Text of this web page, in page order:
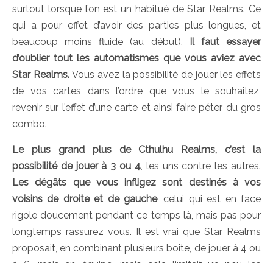
surtout lorsque l’on est un habitué de Star Realms. Ce
qui a pour effet d’avoir des parties plus longues, et
beaucoup moins fluide (au début).
Il faut essayer
d’oublier tout les automatismes que vous aviez avec
Star Realms.Vous avez la possibilité de jouer les effets
de vos cartes dans l’ordre que vous le souhaitez,
revenir sur l’effet d’une carte et ainsi faire péter du gros
combo.
Le plus grand plus de Cthulhu Realms, c’est la
possibilité de jouer à 3 ou 4, les uns contre les autres.
Les dégâts que vous infligez sont destinés à vos
voisins de droite et de gauche, celui qui est en face
rigole doucement pendant ce temps là, mais pas pour
longtemps rassurez vous. Il est vrai que Star Realms
proposait, en combinant plusieurs boite, de jouer à 4 ou